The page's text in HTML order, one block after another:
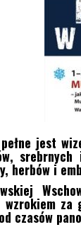
jest
herbów i
wzrokiem
czasów